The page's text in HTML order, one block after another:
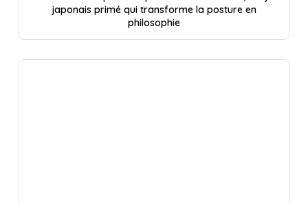
japonais primé qui transforme la posture en
philosophie